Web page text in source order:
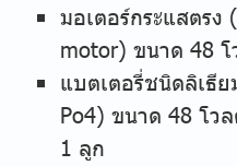
มอเตอร์กระแสตรง
motor) ขนาด 48
แบตเตอรี่ชนิดลิเธี
Po4) ขนาด 48 โว
1 ลูก